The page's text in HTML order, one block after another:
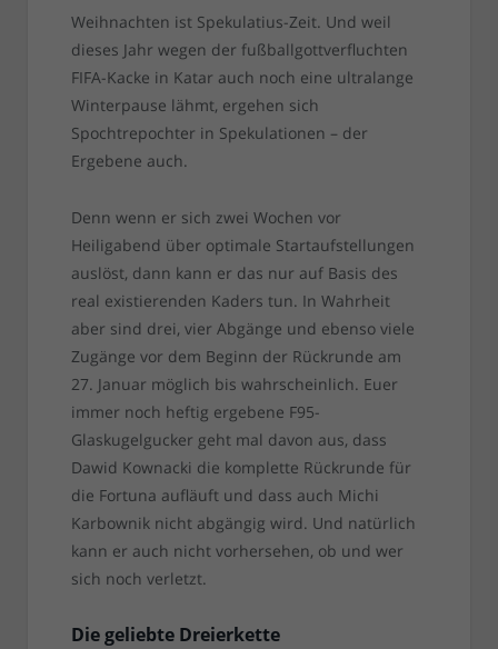
Weihnachten ist Spekulatius-Zeit. Und weil
dieses Jahr wegen der fußballgottverfluchten
FIFA-Kacke in Katar auch noch eine ultralange
Winterpause lähmt, ergehen sich
Spochtrepochter in Spekulationen – der
Ergebene auch.
Denn wenn er sich zwei Wochen vor
Heiligabend über optimale Startaufstellungen
auslöst, dann kann er das nur auf Basis des
real existierenden Kaders tun. In Wahrheit
aber sind drei, vier Abgänge und ebenso viele
Zugänge vor dem Beginn der Rückrunde am
27. Januar möglich bis wahrscheinlich. Euer
immer noch heftig ergebene F95-
Glaskugelgucker geht mal davon aus, dass
Dawid Kownacki die komplette Rückrunde für
die Fortuna aufläuft und dass auch Michi
Karbownik nicht abgängig wird. Und natürlich
kann er auch nicht vorhersehen, ob und wer
sich noch verletzt.
Die geliebte Dreierkette